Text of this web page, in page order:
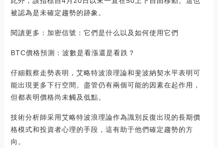
被認為是未確定趨勢的跡象。
閱讀更多：加密信號：它們是什么以及如何使用它們
BTC價格預測：波數是看漲還是看跌？
仔細觀察走勢表明，艾略特波浪理論和斐波納契水平表明可
能出現更多下行空間。盡管仍有兩個可能的因素在起作用，
但都表明價格尚未觸及低點。
技術分析師采用艾略特波浪理論作為識別反復出現的長期價
格模式和投資者心理的手段，這有助于他們確定趨勢的方
向。